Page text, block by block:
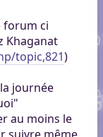
forum ci
Khaganat
topic,821)
journée
au moins le